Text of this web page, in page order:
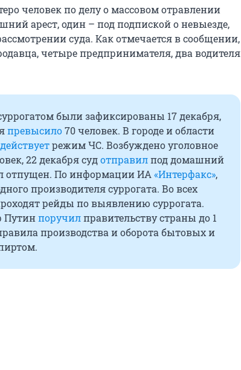
человек по делу о массовом отравлении
арест, один – под подпиской о невыезде,
суда. Как отмечается в сообщении,
четыре предпринимателя, два водителя
были зафиксированы 17 декабря,
превысило70 человек. В городе и области
действуетрежим ЧС. Возбуждено уголовное
22 декабря судотправилпод домашний
отпущен. По информации ИА «Интерфакс»,
производителя суррогата. Во всех
рейды по выявлению суррогата.
Путинпоручилправительству страны до 1
производства и оборота бытовых и